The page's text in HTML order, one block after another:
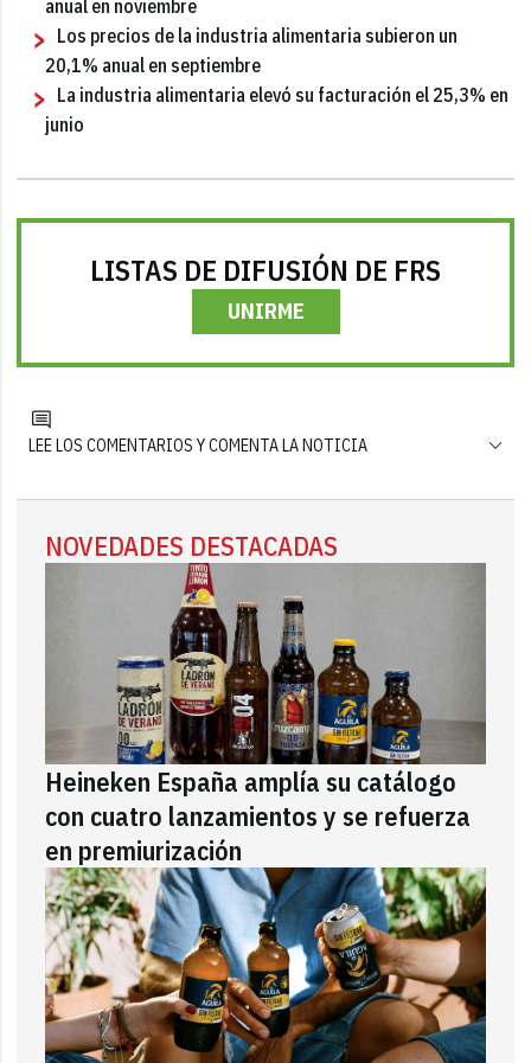
anual en noviembre
Los precios de la industria alimentaria subieron un
20,1% anual en septiembre
La industria alimentaria elevó su facturación el 25,3% en
junio
LISTAS DE DIFUSIÓN DE FRS
UNIRME
LEE LOS COMENTARIOS Y COMENTA LA NOTICIA
NOVEDADES DESTACADAS
Heineken España amplía su catálogo
con cuatro lanzamientos y se refuerza
en premiurización